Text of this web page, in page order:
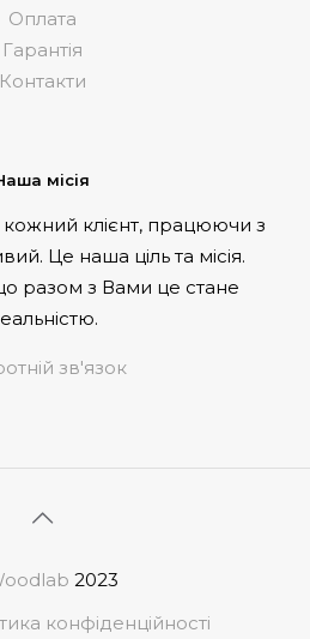
Оплата
Гарантія
Контакти
місія
клієнт, працюючи з
Це наша ціль та місія.
разом з Вами це стане
зв'язок
2023
конфіденційності